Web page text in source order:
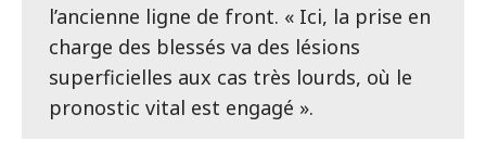
l’ancienne ligne de front. « Ici, la prise en
charge des blessés va des lésions
superficielles aux cas très lourds, où le
pronostic vital est engagé ».